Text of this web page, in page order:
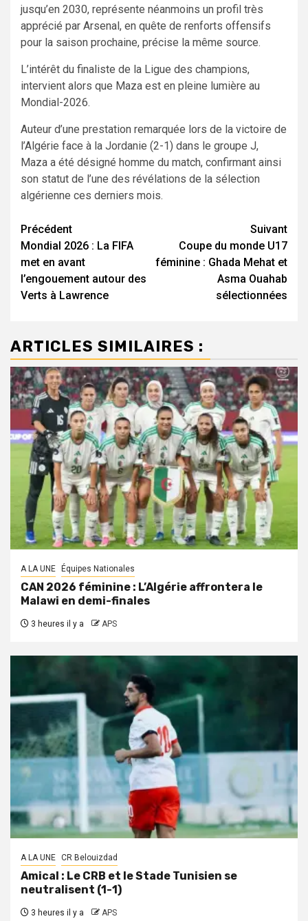
jusqu’en 2030, représente néanmoins un profil très
apprécié par Arsenal, en quête de renforts offensifs
pour la saison prochaine, précise la même source.
L’intérêt du finaliste de la Ligue des champions,
intervient alors que Maza est en pleine lumière au
Mondial-2026.
Auteur d’une prestation remarquée lors de la victoire de
l’Algérie face à la Jordanie (2-1) dans le groupe J,
Maza a été désigné homme du match, confirmant ainsi
son statut de l’une des révélations de la sélection
algérienne ces derniers mois.
Navigation
d’article
Précédent
Mondial 2026 : La FIFA
met en avant
l’engouement autour des
Verts à Lawrence
Suivant
Coupe du monde U17
féminine : Ghada Mehat et
Asma Ouahab
sélectionnées
ARTICLES SIMILAIRES :
A LA UNE Équipes Nationales
CAN 2026 féminine : L’Algérie affrontera le
Malawi en demi-finales
3 heures il y a APS
A LA UNE CR Belouizdad
Amical : Le CRB et le Stade Tunisien se
neutralisent (1-1)
3 heures il y a APS